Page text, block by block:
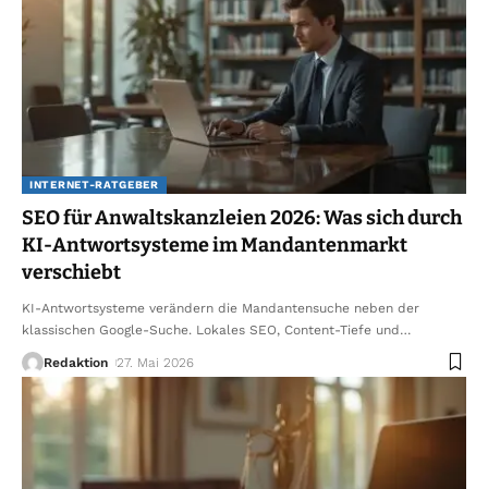
INTERNET-RATGEBER
SEO für Anwaltskanzleien 2026: Was sich durch
KI-Antwortsysteme im Mandantenmarkt
verschiebt
KI-Antwortsysteme verändern die Mandantensuche neben der
klassischen Google-Suche. Lokales SEO, Content-Tiefe und…
Redaktion 27. Mai 2026